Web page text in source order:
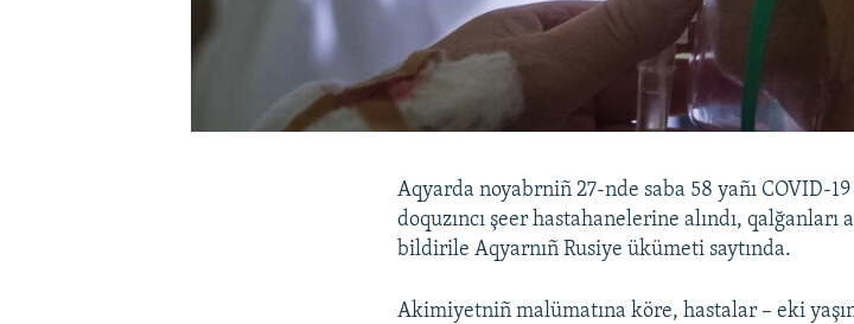
Aqyarda noyabrniñ 27-nde saba 58 yañı COVID-
doquzıncı şeer hastahanelerine alındı,
bildirile Aqyarnıñ Rusiye ükümeti saytında.
Akimiyetniñ malümatına köre, hastalar – eki